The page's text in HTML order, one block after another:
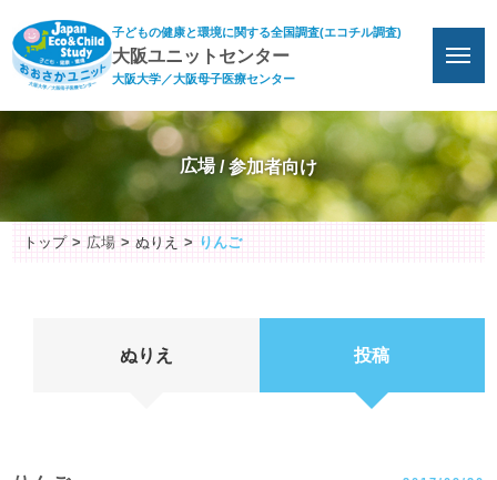
子どもの健康と環境に関する全国調査(エコチル調査)
大阪ユニットセンター
大阪大学／大阪母子医療センター
広場
トップ 広場 ぬりえ りんご
ぬりえ 投稿